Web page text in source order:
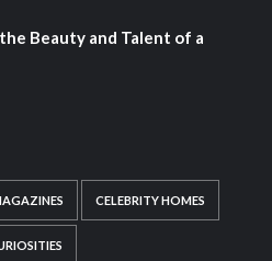
Beauty and Talent of a
CELEBRITY HOMES